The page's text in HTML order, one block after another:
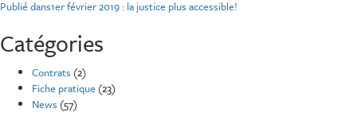
Navigation
de
l’article
Publié dans1er février 2019 : la justice plus accessible!
Catégories
Contrats (2)
Fiche pratique (23)
News (57)